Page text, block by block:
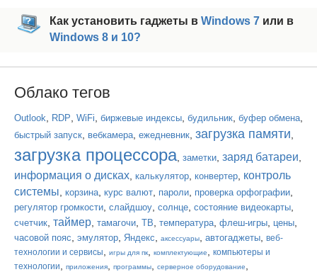
Как установить гаджеты в Windows 7 или в
Windows 8 и 10?
Облако тегов
Outlook RDP WiFi биржевые индексы будильник буфер обмена
быстрый запуск вебкамера ежедневник загрузка памяти
загрузка процессора, заметки заряд батареи
информация о дисках калькулятор конвертер контроль
системы корзина курс валют пароли проверка орфографии
регулятор громкости слайдшоу солнце состояние видеокарты
счетчик таймер тамагочи ТВ температура флеш-игры цены
часовой пояс эмулятор Яндекс аксессуары автогаджеты веб-
технологии и сервисы
игры для пк комплектующие
компьютеры и
технологии
приложения программы серверное оборудование